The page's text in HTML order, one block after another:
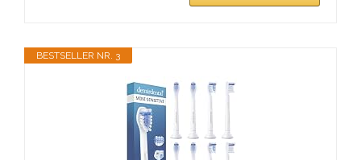
BESTSELLER NR. 3